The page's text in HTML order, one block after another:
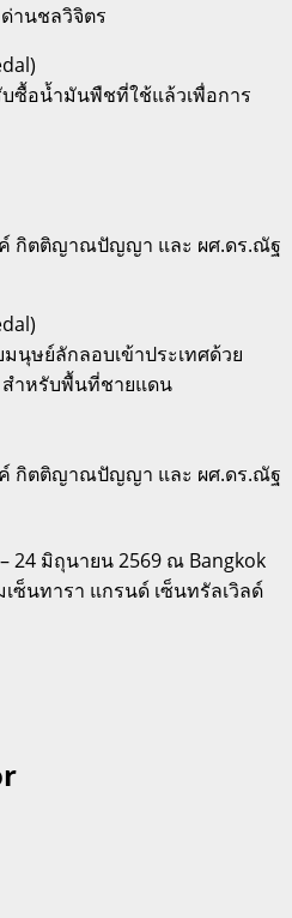
านชลวิจิตร
ซื้อน้ำมันพืชที่ใช้แล้วเพื่อการ
ค์ กิตติญาณปัญญา และ ผศ.ดร.ณัฐ
นุษย์ลักลอบเข้าประเทศด้วย
สำหรับพื้นที่ชายแดน
ค์ กิตติญาณปัญญา และ ผศ.ดร.ณัฐ
24 มิถุนายน 2569 ณ Bangkok
ซ็นทารา แกรนด์ เซ็นทรัลเวิลด์